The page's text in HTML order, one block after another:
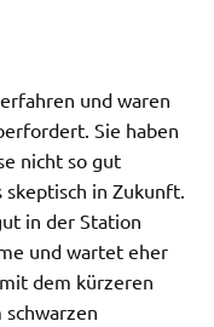
und waren
Sie haben
nicht so gut
in Zukunft.
in der Station
und wartet eher
dem kürzeren